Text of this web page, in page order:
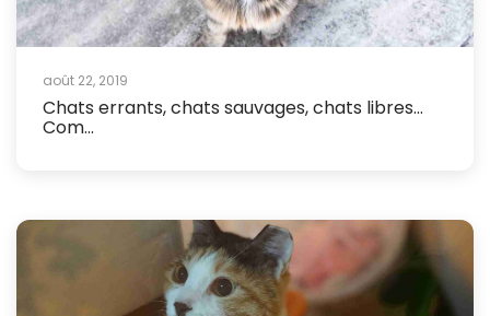
août 22, 2019
Chats errants, chats sauvages, chats libres...
Com...